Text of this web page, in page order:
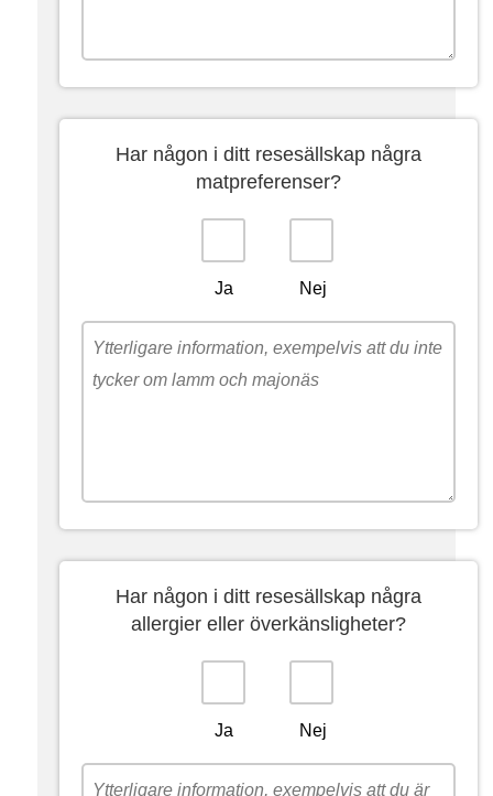
Har någon i ditt resesällskap några
matpreferenser?
Ja Nej
Har någon i ditt resesällskap några
allergier eller överkänsligheter?
Ja Nej